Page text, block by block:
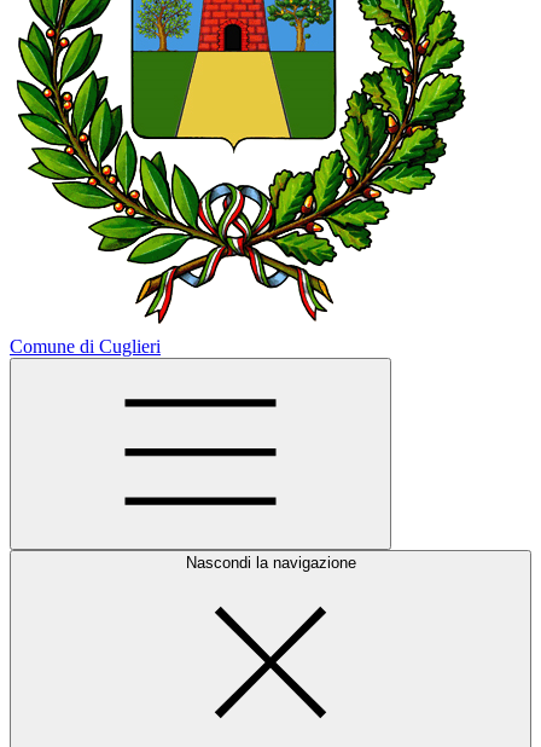
Comune di Cuglieri
Nascondi la navigazione